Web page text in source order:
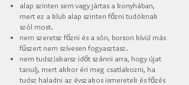
alap szinten sem vagy jártas a konyhában,
mert ez a klub alap szinten főzni tudóknak
szól most.
nem szeretsz főzni és a són, borson kívül más
fűszert nem szívesen fogyasztasz.
nem tudsz/akarsz időt szánni arra, hogy újat
tanulj, mert akkor éri meg csatlakozni, ha
tudsz haladni az évszakos ismeretek és főzés